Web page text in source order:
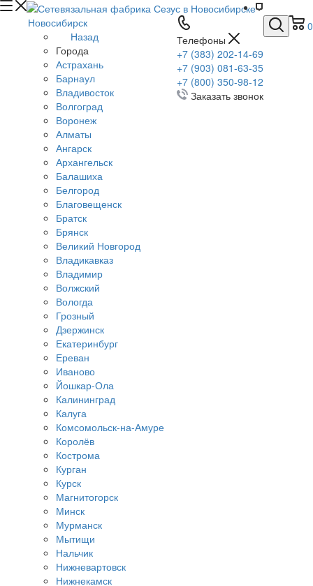
0
Телефоны
+7 (383) 202-14-69
+7 (903) 081-63-35
+7 (800) 350-98-12
Заказать звонок
Новосибирск
Назад
Города
Астрахань
Барнаул
Владивосток
Волгоград
Воронеж
Алматы
Ангарск
Архангельск
Балашиха
Белгород
Благовещенск
Братск
Брянск
Великий Новгород
Владикавказ
Владимир
Волжский
Вологда
Грозный
Дзержинск
Екатеринбург
Ереван
Иваново
Йошкар-Ола
Калининград
Калуга
Комсомольск-на-Амуре
Королёв
Кострома
Курган
Курск
Магнитогорск
Минск
Мурманск
Мытищи
Нальчик
Нижневартовск
Нижнекамск